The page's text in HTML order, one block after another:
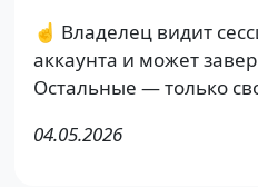
☝️ Владелец видит
аккаунта и может
Остальные — только
04.05.2026